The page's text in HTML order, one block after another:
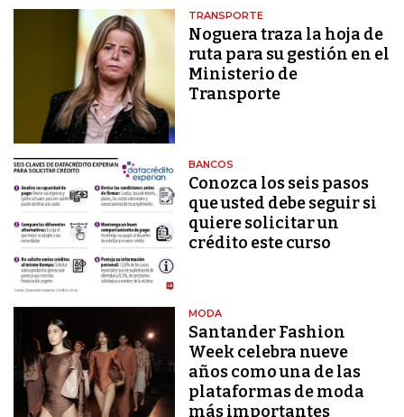
TRANSPORTE
Noguera traza la hoja de
ruta para su gestión en el
Ministerio de
Transporte
BANCOS
Conozca los seis pasos
que usted debe seguir si
quiere solicitar un
crédito este curso
MODA
Santander Fashion
Week celebra nueve
años como una de las
plataformas de moda
más importantes